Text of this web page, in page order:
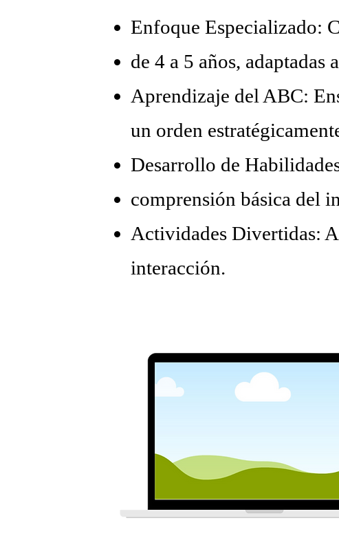
Enfoque Especializado:
de 4 a 5 años, adaptadas
Aprendizaje del ABC:
un orden
Desarrollo de
comprensión básica del
Actividades Divertidas:
interacción.